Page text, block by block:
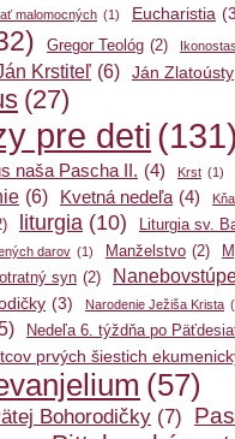
malomocných (1) Eucharistia
Gregor Teológ (2) Ikonostas
Krstiteľ (6) Ján Zlatoústy
(27)
pre deti (131)
naša Pascha II. (4) Krst (1)
(6) Kvetná nedeľa (4)
liturgia (10) Liturgia sv.
darov (1) Manželstvo (2)
syn (2)
(3) Narodenie Ježiša Krista
Nedeľa 6. týždňa po
prvých šiestich
(57)
Bohorodičky (7)